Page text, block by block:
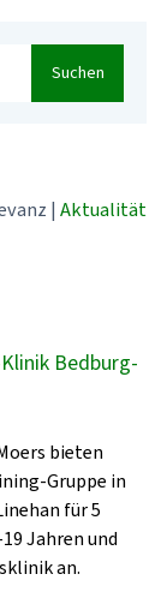
Suchen
| Aktualität
Bedburg-
bieten
Gruppe in
für 5
Jahren und
an.